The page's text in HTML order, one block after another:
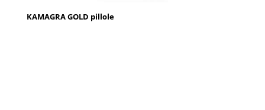
KAMAGRA GOLD pillole